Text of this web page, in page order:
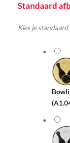
Standaard
Kies je